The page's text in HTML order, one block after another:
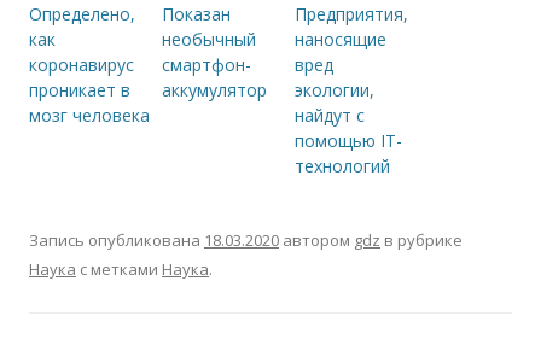
Определено,
как
коронавирус
проникает в
мозг человека
Показан
необычный
смартфон-
аккумулятор
Предприятия,
наносящие
вред
экологии,
найдут с
помощью IT-
технологий
Запись опубликована 18.03.2020 автором gdz в рубрике
Наука с метками Наука.